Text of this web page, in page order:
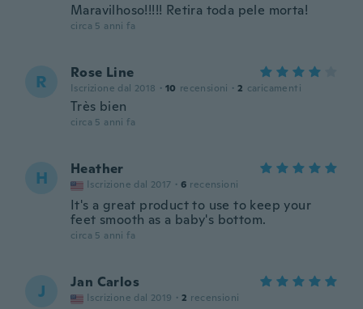
Maravilhoso!!!!! Retira toda pele morta!
circa 5 anni fa
R Rose Line
Iscrizione dal 2018 · 10 recensioni · 2 caricamenti
Très bien
circa 5 anni fa
H Heather
Iscrizione dal 2017 · 6 recensioni
It's a great product to use to keep your
feet smooth as a baby's bottom.
circa 5 anni fa
J Jan Carlos
Iscrizione dal 2019 · 2 recensioni